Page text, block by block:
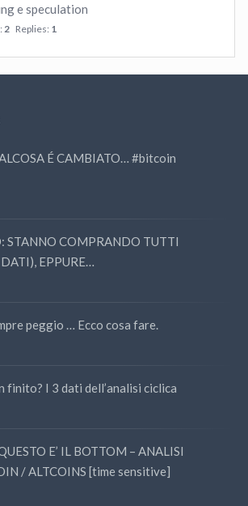
e speculation
2 Replies: 1
É CAMBIATO… #bitcoin
STANNO COMPRANDO TUTTI
EPPURE…
peggio … Ecco cosa fare.
finito? I 3 dati dell’analisi ciclica
E’ IL BOTTOM – ANALISI
/ ALTCOINS [time sensitive]